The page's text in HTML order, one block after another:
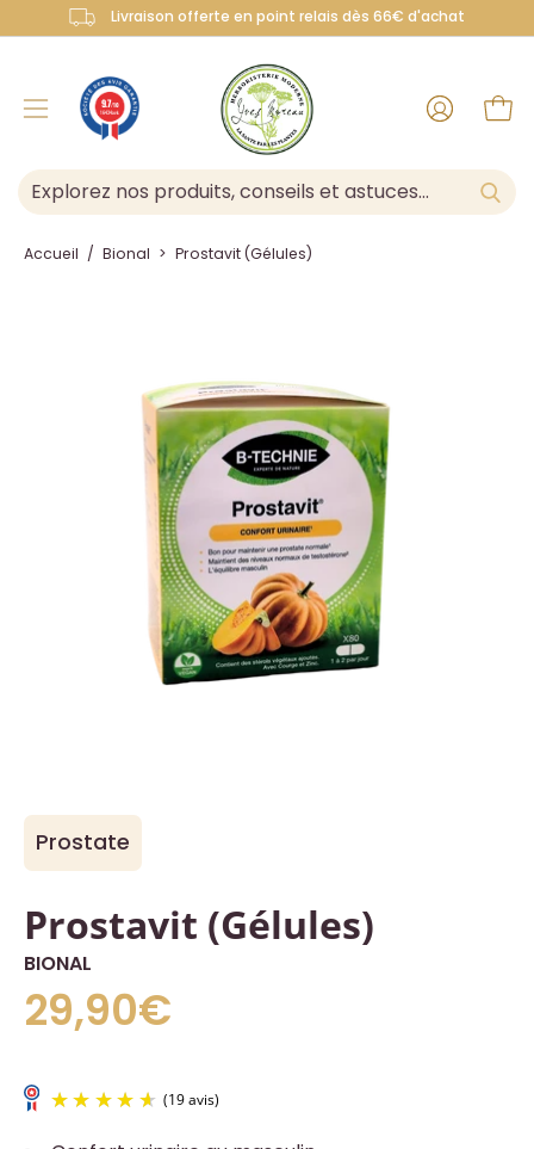
au
Livraison offerte en point relais dès 66€ d'achat
Ouvrir
menu
de
navigation
9.7/10
16434 avis
Mon
Accueil / Bional > Prostavit (Gélules)
Prostate
Prostavit (Gélules)
BIONAL
29,90€